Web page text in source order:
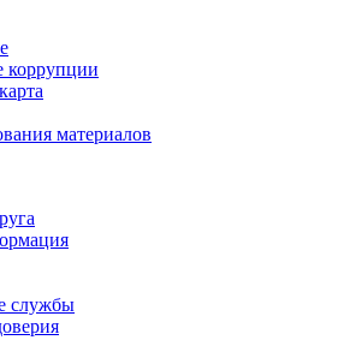
коррупции
материалов
службы